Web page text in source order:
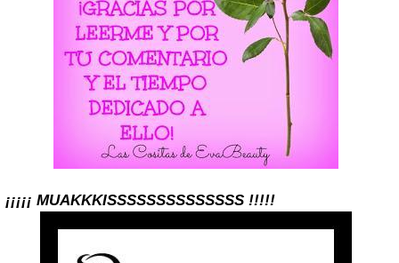
¡¡¡¡¡ MUAKKKISSSSSSSSSSSSSS !!!!!